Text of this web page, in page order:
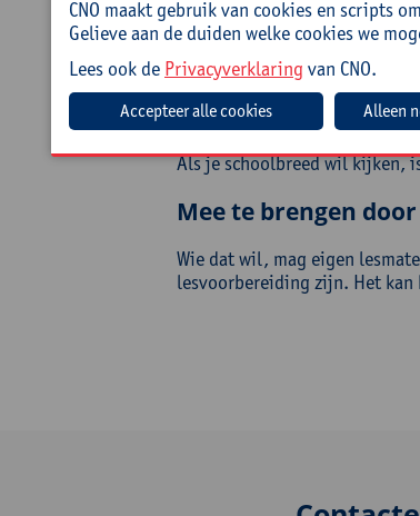
evalueer jij je eigen
koppel je de nieuwe
Doelgroep
Als je schoolbreed wil kijken,
Mee te brengen
Wie dat wil, mag eigen
lesvoorbereiding zijn. Het
CNO maakt gebruik van cookies en scripts
Gelieve aan de duiden welke cookies we
Lees ook de Privacyverklaring van CNO.